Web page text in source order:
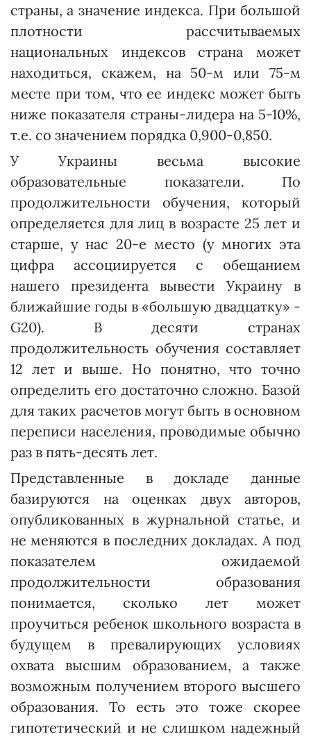
страны, а значение индекса. При большой
плотности рассчитываемых
национальных индексов страна может
находиться, скажем, на 50-м или 75-м
мес­те при том, что ее индекс может быть
ниже показателя страны-лидера на 5-10%,
т.е. со значением порядка 0,900-0,850.
У Украины весьма высокие
образовательные показатели. По
продолжительности обучения, который
определяется для лиц в возрасте 25 лет и
старше, у нас 20-е место (у многих эта
цифра ассоциируется с обещанием
нашего президента вывести Украину в
ближайшие годы в «большую двадцатку» -
G20). В десяти странах
продолжительность обучения составляет
12 лет и выше. Но понятно, что точно
определить его достаточно сложно. Базой
для таких расчетов могут быть в основном
переписи населения, проводимые обычно
раз в пять-десять лет.
Представленные в докладе данные
базируются на оценках двух авторов,
опубликованных в журнальной статье, и
не меняются в последних докладах. А под
показателем ожидаемой
продолжительности образования
понимается, сколько лет может
проучиться ребенок школьного возраста в
будущем в превалирующих условиях
охвата высшим образованием, а также
возможным получением второго высшего
образования. То есть это тоже скорее
гипотетический и не слишком надежный